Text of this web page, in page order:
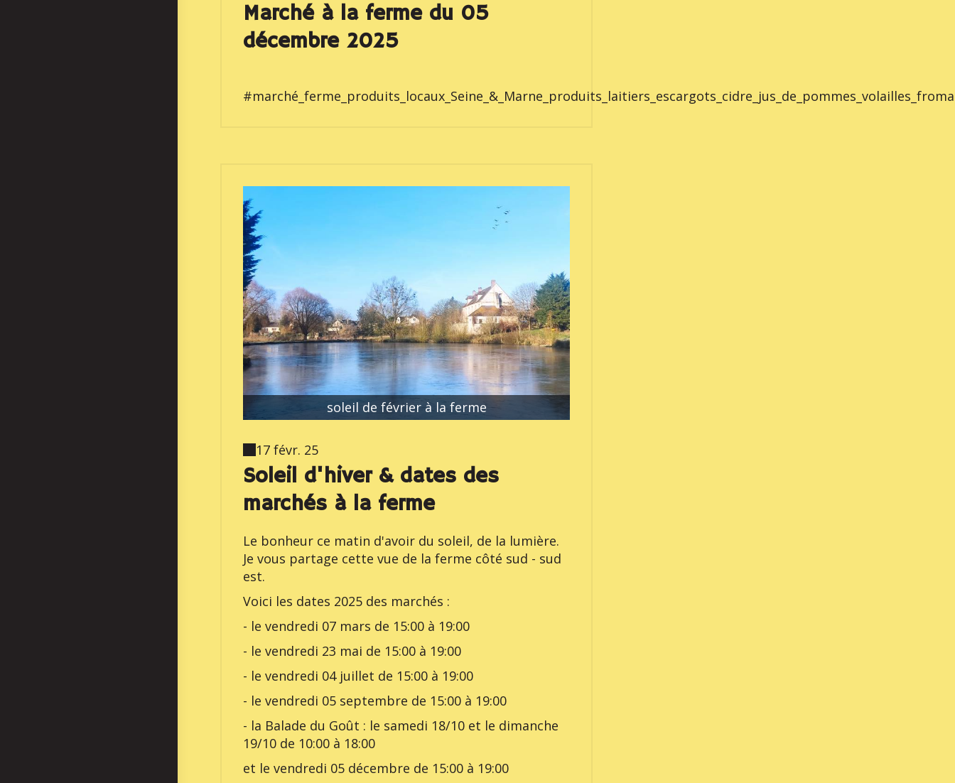
Marché à la ferme du 05
décembre 2025
soleil de février à la ferme
17 févr. 25
Soleil d'hiver & dates des
marchés à la ferme
Le bonheur ce matin d'avoir du soleil, de la lumière.
Je vous partage cette vue de la ferme côté sud - sud
est.
Voici les dates 2025 des marchés :
- le vendredi 07 mars de 15:00 à 19:00
- le vendredi 23 mai de 15:00 à 19:00
- le vendredi 04 juillet de 15:00 à 19:00
- le vendredi 05 septembre de 15:00 à 19:00
- la Balade du Goût : le samedi 18/10 et le dimanche
19/10 de 10:00 à 18:00
et le vendredi 05 décembre de 15:00 à 19:00